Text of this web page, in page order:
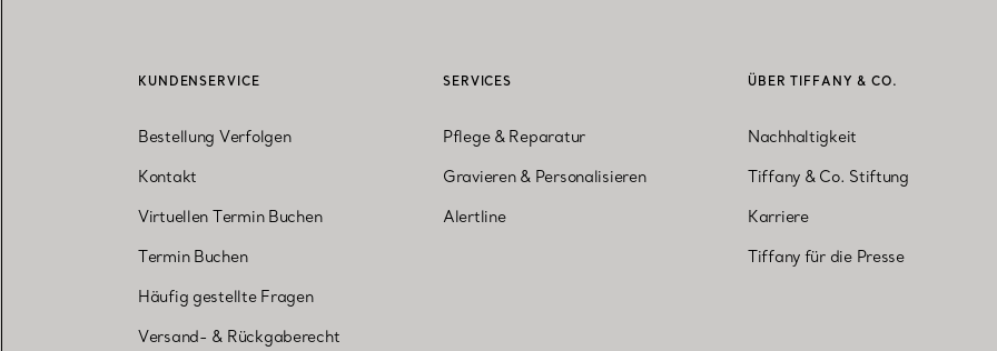
KUNDENSERVICE
Bestellung Verfolgen
Kontakt
Virtuellen Termin Buchen
Termin Buchen
Häufig gestellte Fragen
Versand- & Rückgaberecht
SERVICES
Pflege & Reparatur
Gravieren & Personalisieren
Alertline
ÜBER TIFFANY & CO.
Nachhaltigkeit
Tiffany & Co. Stiftung
Karriere
Tiffany für die Presse